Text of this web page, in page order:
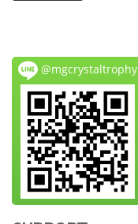
@mgcrystaltrophy